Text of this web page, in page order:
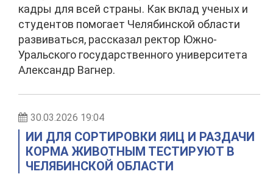
кадры для всей страны. Как вклад ученых и
студентов помогает Челябинской области
развиваться, рассказал ректор Южно-
Уральского государственного университета
Александр Вагнер.
30.03.2026 19:04
ИИ ДЛЯ СОРТИРОВКИ ЯИЦ И РАЗДАЧИ
КОРМА ЖИВОТНЫМ ТЕСТИРУЮТ В
ЧЕЛЯБИНСКОЙ ОБЛАСТИ